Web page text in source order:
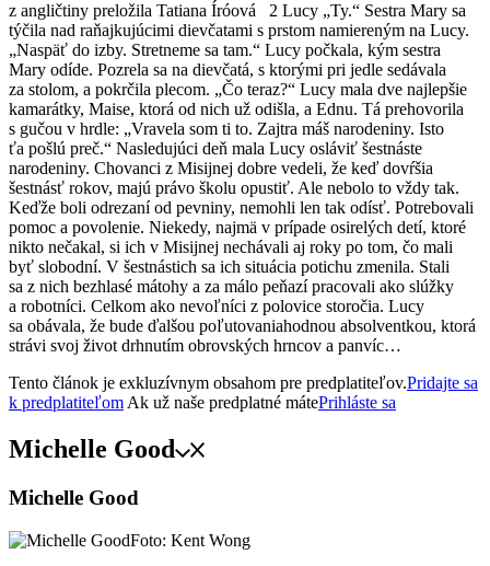
z angličtiny preložila Tatiana Íróová 2 Lucy „Ty.“ Sestra Mary sa
týčila nad raňajkujú­cimi dievčatami s prstom namiereným na Lucy.
„Naspäť do izby. Stretneme sa tam.“ Lucy počkala, kým sestra
Mary odíde. Pozrela sa na dievčatá, s ktorými pri jedle sedávala
za stolom, a pokrčila plecom. „Čo teraz?“ Lucy mala dve najlepšie
kamarátky, Maise, ktorá od nich už odišla, a Ednu. Tá prehovorila
s gučou v hrdle: „Vravela som ti to. Zajtra máš narodeniny. Isto
ťa pošlú preč.“ Nasledujúci deň mala Lucy osláviť šestnáste
narodeniny. Chovanci z Misijnej dobre vedeli, že keď dovŕšia
šestnásť rokov, majú právo školu opustiť. Ale nebolo to vždy tak.
Keďže boli odrezaní od pevniny, nemohli len tak odísť. Potrebovali
pomoc a povolenie. Niekedy, najmä v prípade osirelých detí, ktoré
nikto nečakal, si ich v Misijnej nechávali aj roky po tom, čo mali
byť slobodní. V šestnástich sa ich situácia potichu zmenila. Stali
sa z nich bezhlasé mátohy a za málo peňazí pracovali ako slúžky
a robotníci. Celkom ako nevoľníci z polovice storočia. Lucy
sa obávala, že bude ďalšou poľutovaniahodnou absolventkou, ktorá
strávi svoj život drhnutím obrovských hrncov a panvíc…
Tento článok je exkluzívnym obsahom pre predplatiteľov.Pridajte sa
k predplatiteľom Ak už naše predplatné mátePrihláste sa
Michelle Good
Michelle Good
Foto: Kent Wong